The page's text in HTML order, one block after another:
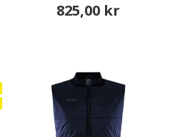
825,00 kr